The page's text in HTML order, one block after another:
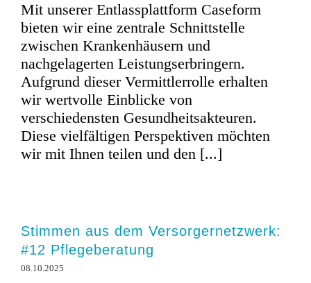
Mit unserer Entlassplattform Caseform
bieten wir eine zentrale Schnittstelle
zwischen Krankenhäusern und
nachgelagerten Leistungserbringern.
Aufgrund dieser Vermittlerrolle erhalten
wir wertvolle Einblicke von
verschiedensten Gesundheitsakteuren.
Diese vielfältigen Perspektiven möchten
wir mit Ihnen teilen und den [...]
Stimmen aus dem Versorgernetzwerk:
#12 Pflegeberatung
08.10.2025